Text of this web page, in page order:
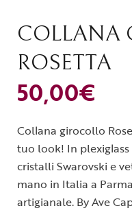
COLLANA
ROSETTA
50,00€
Collana girocollo
tuo look! In
cristalli Swarovski e
mano in Italia a
artigianale. By Ave